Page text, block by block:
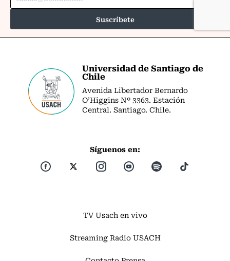
Universidad de Santiago de
Chile
Avenida Libertador Bernardo
O’Higgins Nº 3363. Estación
Central. Santiago. Chile.
Síguenos en:
TV Usach en vivo
Streaming Radio USACH